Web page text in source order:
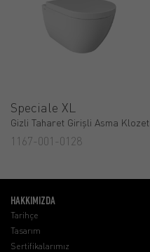
Speciale XL
Gizli Taharet Girişli Asma Klozet
1167-001-0128
HAKKIMIZDA
Tarihçe
Tasarım
Sertifikalarımız